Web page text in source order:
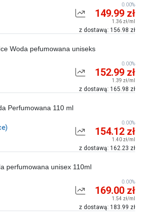
149.99 zł
1.36 zł/ml
z dostawą: 156.98 zł
0.00%
Woda pefumowana uniseks
152.99 zł
1.39 zł/ml
z dostawą: 165.98 zł
0.00%
Perfumowana 110 ml
154.12 zł
1.40 zł/ml
z dostawą: 162.23 zł
0.00%
perfumowana unisex 110ml
169.00 zł
1.54 zł/ml
z dostawą: 183.99 zł
0.00%